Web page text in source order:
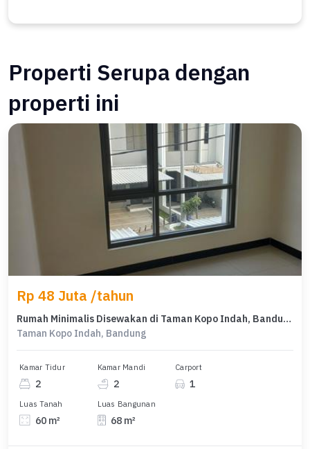
Properti Serupa dengan
properti ini
Rp 48 Juta /tahun
Rumah Minimalis Disewakan di Taman Kopo Indah, Bandung, Harga Ekonomis
Taman Kopo Indah, Bandung
Kamar Tidur
2
Kamar Mandi
2
Carport
1
Luas Tanah
60 m²
Luas Bangunan
68 m²